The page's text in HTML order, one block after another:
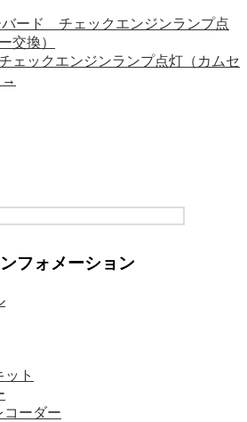
ード チェックエンジンランプ点
交換）
ックエンジンランプ点灯（カムセ
→
フォメーション
ット
コーダー